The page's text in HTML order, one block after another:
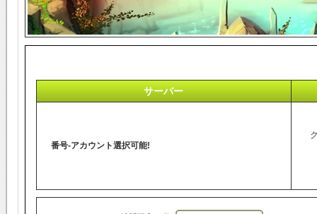
サーバー
番号-アカウント選択可能!